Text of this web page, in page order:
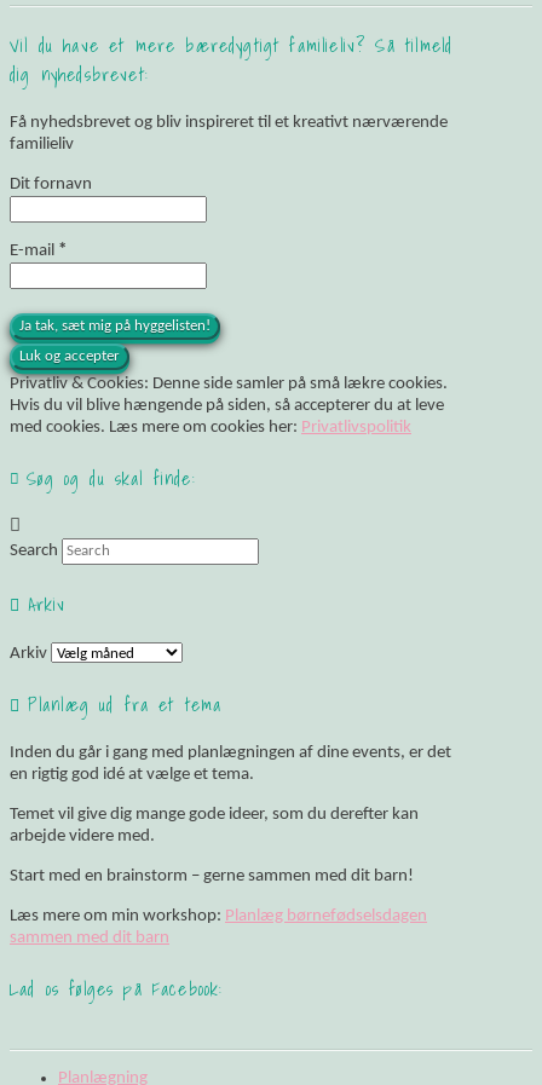
Vil du have et mere bæredygtigt familieliv? Så tilmeld
dig nyhedsbrevet:
Få nyhedsbrevet og bliv inspireret til et kreativt nærværende
familieliv
Dit fornavn
E-mail *
Privatliv & Cookies: Denne side samler på små lækre cookies.
Hvis du vil blive hængende på siden, så accepterer du at leve
med cookies. Læs mere om cookies her: Privatlivspolitik
Søg og du skal finde:
Search
Arkiv
Arkiv
Planlæg ud fra et tema
Inden du går i gang med planlægningen af dine events, er det
en rigtig god idé at vælge et tema.
Temet vil give dig mange gode ideer, som du derefter kan
arbejde videre med.
Start med en brainstorm – gerne sammen med dit barn!
Læs mere om min workshop: Planlæg børnefødselsdagen
sammen med dit barn
Lad os følges på Facebook:
Planlægning